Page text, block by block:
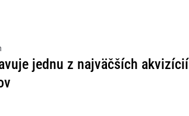
jednu z najväčších akvizícií